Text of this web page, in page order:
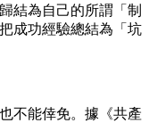
結為自己的所謂「制
成功經驗總結為「坑
不能倖免。據《共產